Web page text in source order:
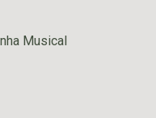
Musical